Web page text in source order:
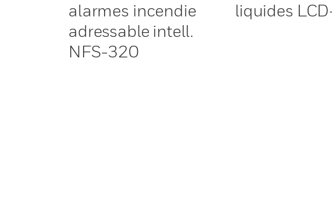
alarmes incendie
adressable intell.
NFS-320
liquides